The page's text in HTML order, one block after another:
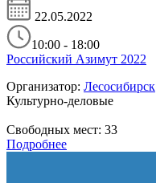
22.05.2022
10:00 - 18:00
Российский Азимут 2022
Организатор: Лесосибирск
Культурно-деловые
Свободных мест: 33
Подробнее